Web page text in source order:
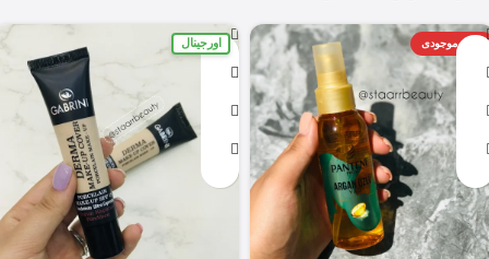
اتمام موجودی اورجینال